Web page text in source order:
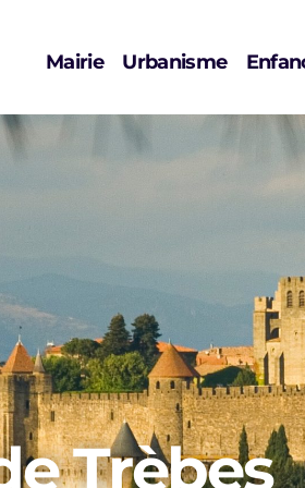
Mairie Urbanisme
Trèbes